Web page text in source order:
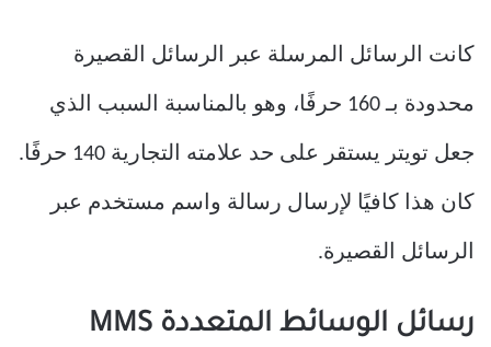
كانت الرسائل المرسلة عبر الرسائل القصيرة
محدودة بـ 160 حرفًا، وهو بالمناسبة السبب الذي
جعل تويتر يستقر على حد علامته التجارية 140 حرفًا.
كان هذا كافيًا لإرسال رسالة واسم مستخدم عبر
الرسائل القصيرة.
رسائل الوسائط المتعددة MMS